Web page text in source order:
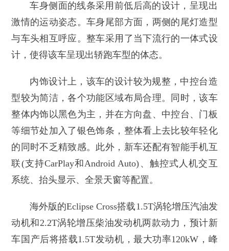
车身侧面的线条采用前低后高的设计，呈现出
激情的运动姿态。车身尾部方面，两侧的尾灯造型
与车头相互呼应。整车采用了当下流行的一体式设
计，使得该车呈现出轿跑车型的体态。
内饰设计上，该车的设计较为规整，中控台造
型较为简洁，各个功能区域布局合理。同时，该车
整体内饰以黑色为主，并在方向盘、中控台、门板
等细节处加入了银色饰条，整体看上去比较年轻化
的同时不乏精致感。此外，新车还配有智能手机互
联(支持CarPlay和Android Auto)、触控式人机交互
系统、抬头显示、全景天窗等配置。
海外版的Eclipse Cross搭载1.5T涡轮增压汽油发
动机和2.2T涡轮增压柴油发动机两款动力，预计新
车国产后将搭载1.5T发动机，最大功率120kW，峰